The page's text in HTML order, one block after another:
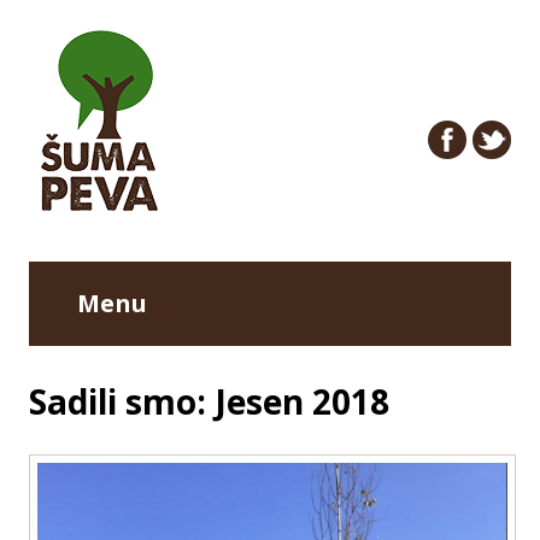
Menu
Sadili smo: Jesen 2018